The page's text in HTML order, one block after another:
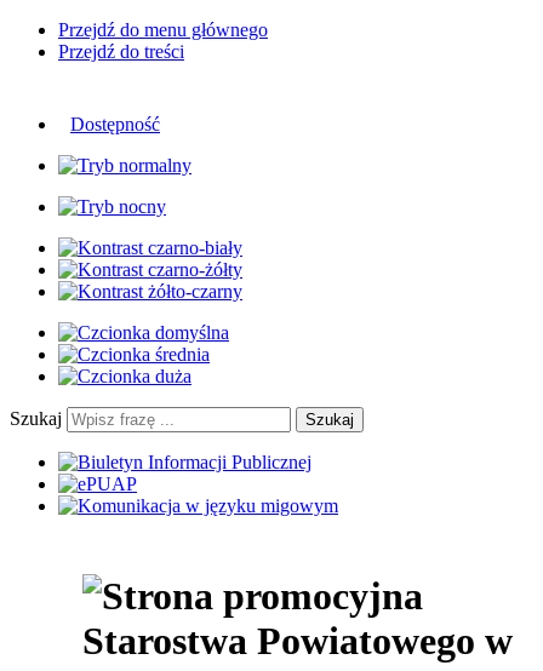
Przejdź do menu głównego
Przejdź do treści
Dostępność
Szukaj Szukaj